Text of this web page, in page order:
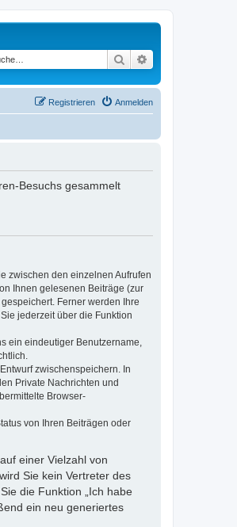
Suche
Anmelden
Registrieren
Besuchs gesammelt
zwischen den einzelnen Aufrufen
Ihnen gelesenen Beiträge (zur
Ferner werden Ihre
jederzeit über die Funktion
ein eindeutiger Benutzername,
zwischenspeichern. In
Private Nachrichten und
Browser-
von Ihren Beiträgen oder
einer Vielzahl von
Sie kein Vertreter des
die Funktion „Ich habe
ein neu generiertes